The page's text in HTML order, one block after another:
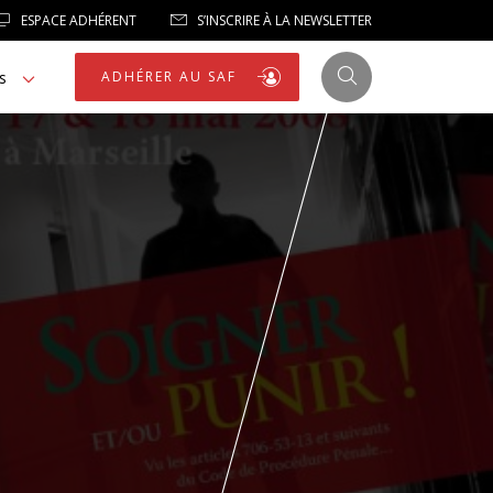
ESPACE ADHÉRENT S’INSCRIRE À LA NEWSLETTER
ADHÉRER AU SAF
JUSTICE
LIBERTÉS
LIBERTÉS PUBLIQUES
NOTRE HOMMAGE